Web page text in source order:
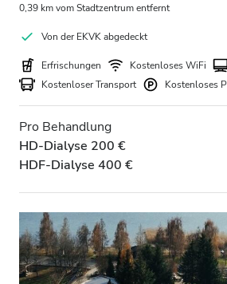
0,39 km vom Stadtzentrum entfernt
Von der EKVK abgedeckt
Erfrischungen Kostenloses WiFi
Kostenloser Transport
Kostenloses
Pro Behandlung
HD-Dialyse 200 €
HDF-Dialyse 400 €